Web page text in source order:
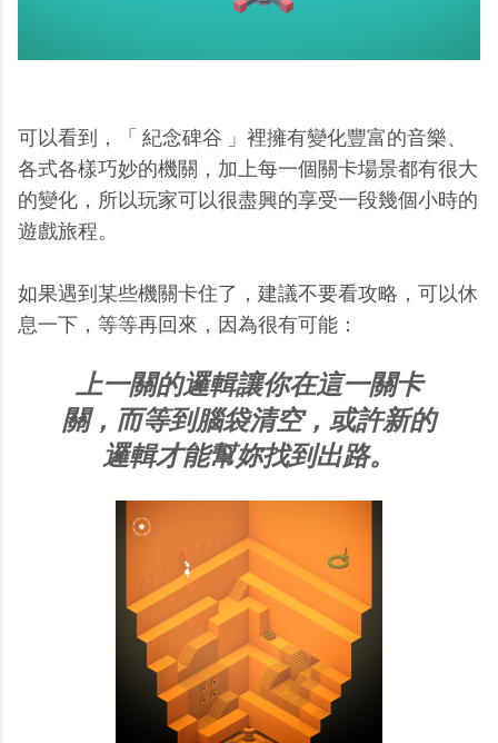
可以看到，「 紀念碑谷 」裡擁有變化豐富的音樂、
各式各樣巧妙的機關，加上每一個關卡場景都有很大
的變化，所以玩家可以很盡興的享受一段幾個小時的
遊戲旅程。
如果遇到某些機關卡住了，建議不要看攻略，可以休
息一下，等等再回來，因為很有可能：
上一關的邏輯讓你在這一關卡
關，而等到腦袋清空，或許新的
邏輯才能幫妳找到出路。